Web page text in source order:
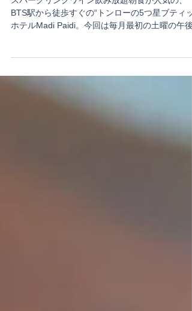
毎月最初の土曜日は創作モダンタイのブ
ランチ「𝐓𝐡𝐚𝐢 𝐁𝐫𝐮𝐧𝐜𝐡𝐝𝐞𝐫𝐟𝐮𝐥 𝐖𝐞𝐞𝐤𝐞𝐧𝐝」@
スパークリングワイン飲み放題朝食が人気の、